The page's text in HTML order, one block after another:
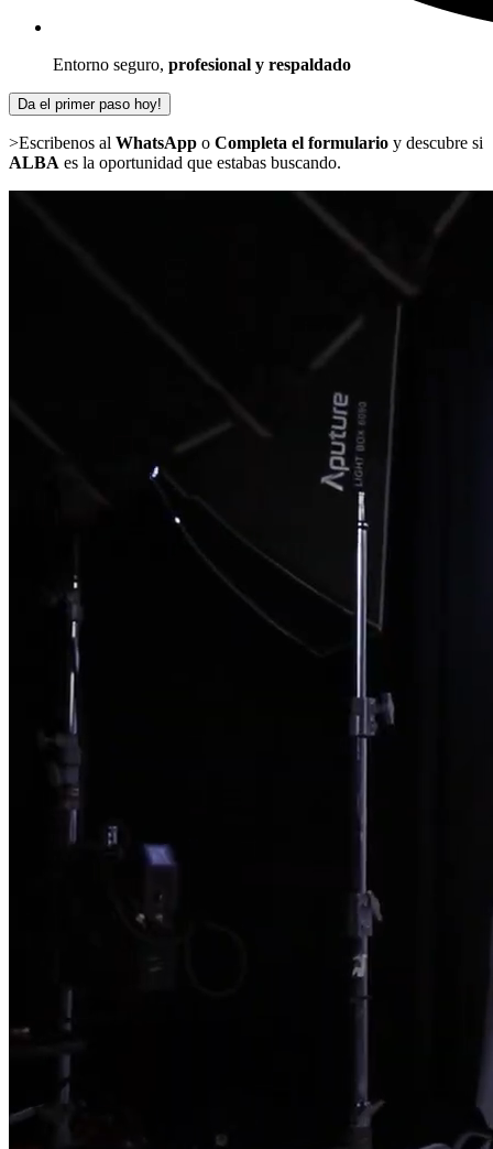
Entorno seguro, profesional y respaldado
Da el primer paso hoy!
>Escribenos al WhatsApp o Completa el formulario y descubre si
ALBA es la oportunidad que estabas buscando.